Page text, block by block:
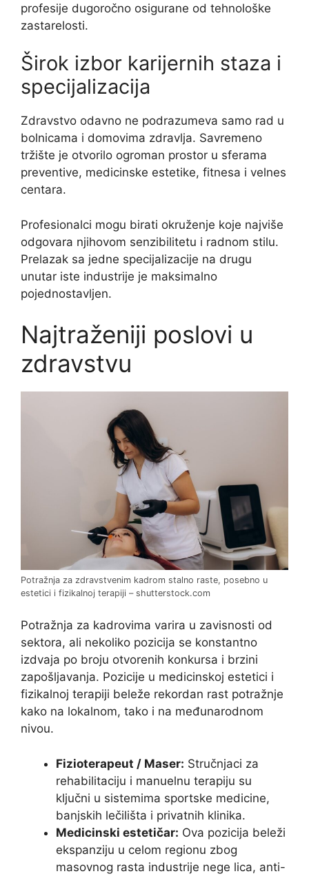
profesije dugoročno osigurane od tehnološke
zastarelosti.
Širok izbor karijernih staza i
specijalizacija
Zdravstvo odavno ne podrazumeva samo rad u
bolnicama i domovima zdravlja. Savremeno
tržište je otvorilo ogroman prostor u sferama
preventive, medicinske estetike, fitnesa i velnes
centara.
Profesionalci mogu birati okruženje koje najviše
odgovara njihovom senzibilitetu i radnom stilu.
Prelazak sa jedne specijalizacije na drugu
unutar iste industrije je maksimalno
pojednostavljen.
Najtraženiji poslovi u
zdravstvu
Potražnja za zdravstvenim kadrom stalno raste, posebno u
estetici i fizikalnoj terapiji – shutterstock.com
Potražnja za kadrovima varira u zavisnosti od
sektora, ali nekoliko pozicija se konstantno
izdvaja po broju otvorenih konkursa i brzini
zapošljavanja. Pozicije u medicinskoj estetici i
fizikalnoj terapiji beleže rekordan rast potražnje
kako na lokalnom, tako i na međunarodnom
nivou.
Fizioterapeut / Maser: Stručnjaci za
rehabilitaciju i manuelnu terapiju su
ključni u sistemima sportske medicine,
banjskih lečilišta i privatnih klinika.
Medicinski estetičar: Ova pozicija beleži
ekspanziju u celom regionu zbog
masovnog rasta industrije nege lica, anti-